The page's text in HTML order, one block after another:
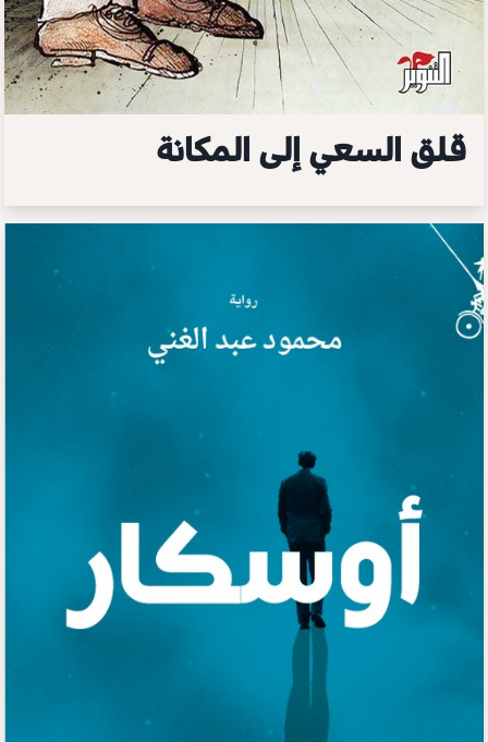
قلق السعي إلى المكانة